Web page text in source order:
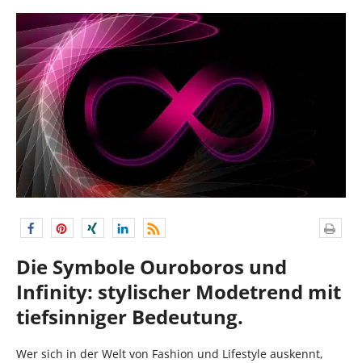
Die Symbole Ouroboros und
Infinity: stylischer Modetrend mit
tiefsinniger Bedeutung.
Wer sich in der Welt von Fashion und Lifestyle auskennt,